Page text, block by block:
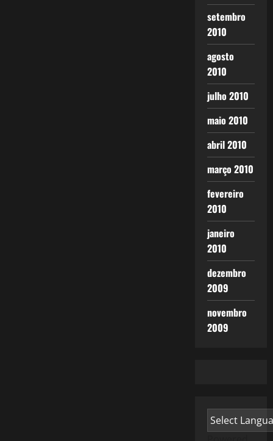
setembro
2010
agosto
2010
julho 2010
maio 2010
abril 2010
março 2010
fevereiro
2010
janeiro
2010
dezembro
2009
novembro
2009